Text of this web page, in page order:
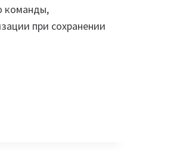
команды,
при сохранении